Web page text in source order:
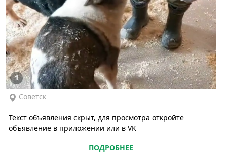
1
Советск
Текст объявления скрыт, для просмотра откройте
объявление в приложении или в VK
ПОДРОБНЕЕ